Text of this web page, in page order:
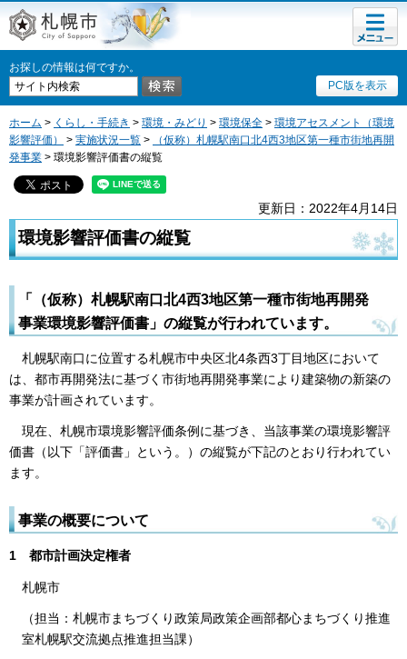
札幌市
お探しの情報は何ですか。
PC版を表示
メニュ
ー
ホーム > くらし・手続き > 環境・みどり > 環境保全 > 環境アセスメント（環境
影響評価）
> 実施状況一覧 >
（仮称）札幌駅南口北4西3地区第一種市街地再開
発事業 > 環境影響評価書の縦覧
更新日：2022年4月14日
環境影響評価書の縦覧
「（仮称）札幌駅南口北4西3地区第一種市街地再開発
事業環境影響評価書」の縦覧が行われています。
札幌駅南口に位置する札幌市中央区北4条西3丁目地区において
は、都市再開発法に基づく市街地再開発事業により建築物の新築の
事業が計画されています。
現在、札幌市環境影響評価条例に基づき、当該事業の環境影響評
価書（以下「評価書」という。）の縦覧が下記のとおり行われてい
ます。
事業の概要について
1 都市計画決定権者
札幌市
（担当：札幌市まちづくり政策局政策企画部都心まちづくり推進
室札幌駅交流拠点推進担当課）